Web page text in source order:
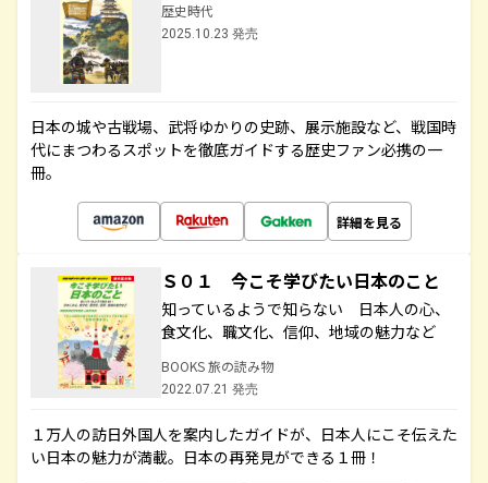
歴史時代
2025.10.23 発売
日本の城や古戦場、武将ゆかりの史跡、展示施設など、戦国時
代にまつわるスポットを徹底ガイドする歴史ファン必携の一
冊。
詳細を見る
Ｓ０１ 今こそ学びたい日本のこと
知っているようで知らない 日本人の心、
食文化、職文化、信仰、地域の魅力など
BOOKS 旅の読み物
2022.07.21 発売
１万人の訪日外国人を案内したガイドが、日本人にこそ伝えた
い日本の魅力が満載。日本の再発見ができる１冊！